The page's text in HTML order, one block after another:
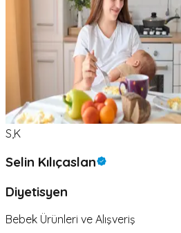
S,K
Selin Kılıçaslan
Diyetisyen
Bebek Ürünleri ve Alışveriş